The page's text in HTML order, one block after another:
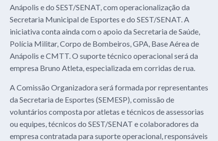
Anápolis e do SEST/SENAT, com operacionalização da
Secretaria Municipal de Esportes e do SEST/SENAT. A
iniciativa conta ainda com o apoio da Secretaria de Saúde,
Polícia Militar, Corpo de Bombeiros, GPA, Base Aérea de
Anápolis e CMTT. O suporte técnico operacional será da
empresa Bruno Atleta, especializada em corridas de rua.
A Comissão Organizadora será formada por representantes
da Secretaria de Esportes (SEMESP), comissão de
voluntários composta por atletas e técnicos de assessorias
ou equipes, técnicos do SEST/SENAT e colaboradores da
empresa contratada para suporte operacional, responsáveis